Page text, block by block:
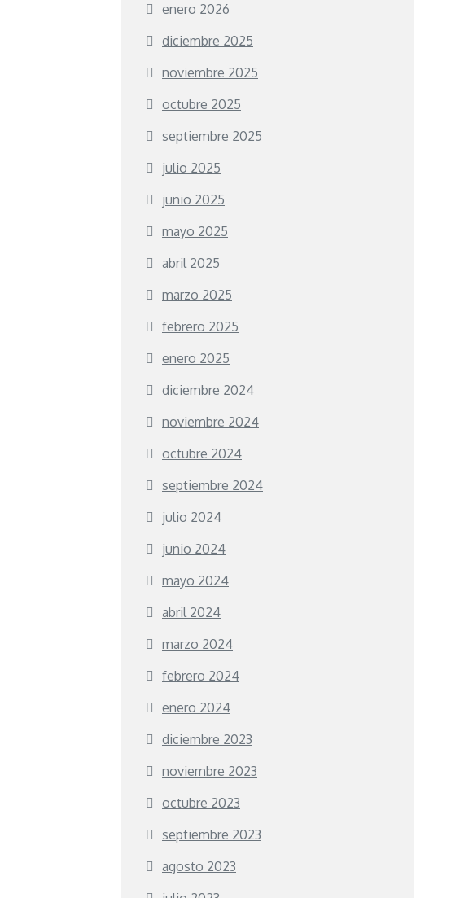
enero 2026
diciembre 2025
noviembre 2025
octubre 2025
septiembre 2025
julio 2025
junio 2025
mayo 2025
abril 2025
marzo 2025
febrero 2025
enero 2025
diciembre 2024
noviembre 2024
octubre 2024
septiembre 2024
julio 2024
junio 2024
mayo 2024
abril 2024
marzo 2024
febrero 2024
enero 2024
diciembre 2023
noviembre 2023
octubre 2023
septiembre 2023
agosto 2023